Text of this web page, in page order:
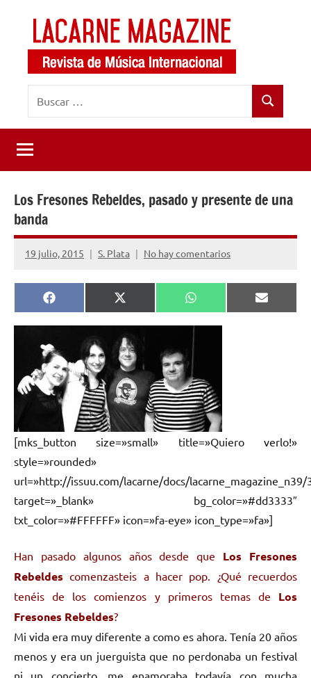
contenido
LaCarne
Magazine
de
música
internacional
Buscar
Los Fresones Rebeldes, pasado y presente de una
banda
19 julio, 2015 S. Plata No hay comentarios
Compartir
en
Facebook
Compartir
en
X
(Twitter)
Compartir
en
WhatsApp
en
Email
[mks_button size=»small» title=»Quiero verlo!»
style=»rounded»
url=»http://issuu.com/lacarne/docs/lacarne_magazine_n39/
target=»_blank» bg_color=»#dd3333″
txt_color=»#FFFFFF» icon=»fa-eye» icon_type=»fa»]
Han pasado algunos años desde que Los Fresones
Rebeldes comenzasteis a hacer pop. ¿Qué recuerdos
tenéis de los comienzos y primeros temas de Los
Fresones Rebeldes?
Mi vida era muy diferente a como es ahora. Tenía 20 años
menos y era un juerguista que no perdonaba un festival
ni un concierto, me enamoraba todavía con mucha